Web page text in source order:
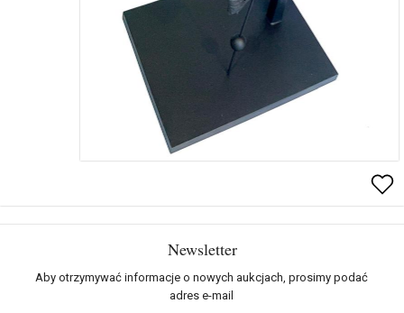
Newsletter
Aby otrzymywać informacje o nowych aukcjach, prosimy podać
adres e-mail